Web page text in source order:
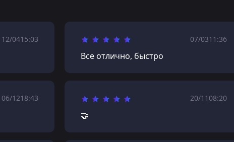
12/0415:03 07/0311:36
Все отлично, быстро
06/1218:43 20/1108:20
🤝